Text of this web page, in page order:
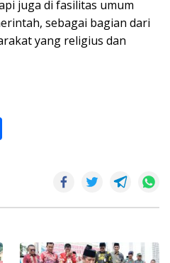
juga di fasilitas umum
sebagai bagian dari
yang religius dan